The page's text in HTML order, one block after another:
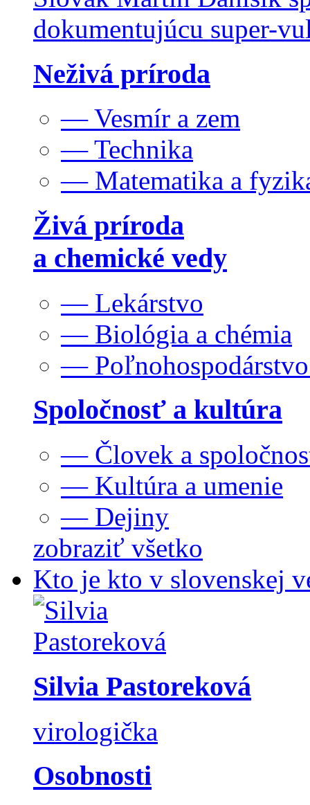
dokumentujúcu super-
Neživá príroda
— Vesmír a zem
— Technika
— Matematika a
Živá príroda
a chemické vedy
— Lekárstvo
— Biológia a chémia
—
Spoločnosť a kultúra
— Človek a
— Kultúra a umenie
— Dejiny
zobraziť všetko
Kto je kto v slovenskej
Silvia Pastoreková
virologička
Osobnosti